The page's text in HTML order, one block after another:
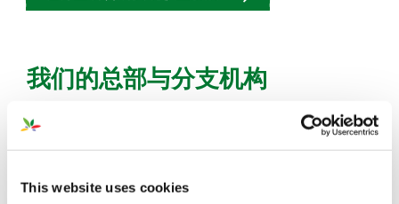
This website uses cookies
我们的总部与分支机构
易普润中国公司